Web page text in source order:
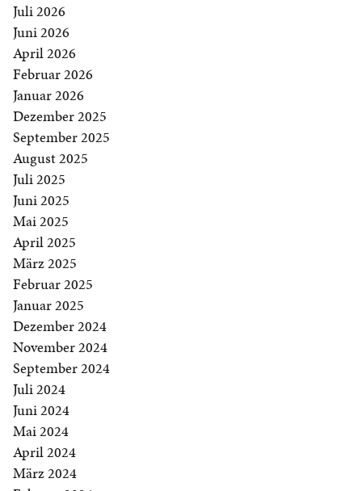
Juli 2026
Juni 2026
April 2026
Februar 2026
Januar 2026
Dezember 2025
September 2025
August 2025
Juli 2025
Juni 2025
Mai 2025
April 2025
März 2025
Februar 2025
Januar 2025
Dezember 2024
November 2024
September 2024
Juli 2024
Juni 2024
Mai 2024
April 2024
März 2024